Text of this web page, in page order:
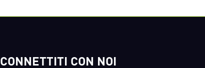
CONNETTITI CON NOI